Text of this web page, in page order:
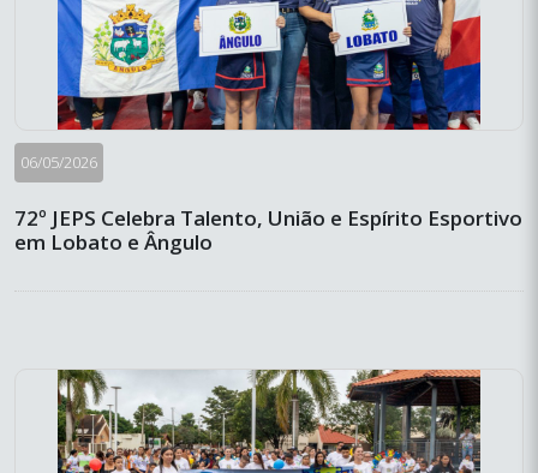
06/05/2026
72º JEPS Celebra Talento, União e Espírito Esportivo
em Lobato e Ângulo